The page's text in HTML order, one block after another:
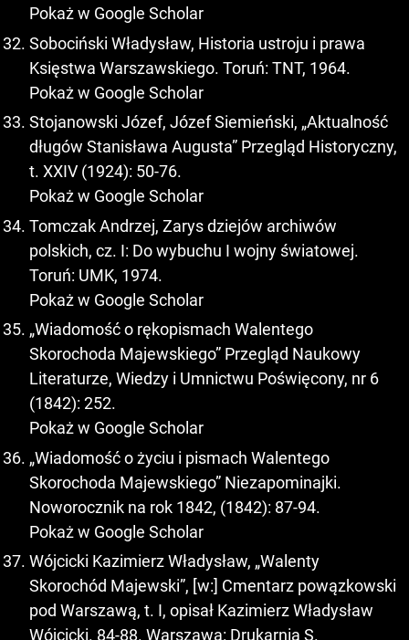
Pokaż w Google Scholar
Sobociński Władysław, Historia ustroju i prawa
Księstwa Warszawskiego. Toruń: TNT, 1964.
Pokaż w Google Scholar
Stojanowski Józef, Józef Siemieński, „Aktualność
długów Stanisława Augusta” Przegląd Historyczny,
t. XXIV (1924): 50-76.
Pokaż w Google Scholar
Tomczak Andrzej, Zarys dziejów archiwów
polskich, cz. I: Do wybuchu I wojny światowej.
Toruń: UMK, 1974.
Pokaż w Google Scholar
„Wiadomość o rękopismach Walentego
Skorochoda Majewskiego” Przegląd Naukowy
Literaturze, Wiedzy i Umnictwu Poświęcony, nr 6
(1842): 252.
Pokaż w Google Scholar
„Wiadomość o życiu i pismach Walentego
Skorochoda Majewskiego” Niezapominajki.
Noworocznik na rok 1842, (1842): 87-94.
Pokaż w Google Scholar
Wójcicki Kazimierz Władysław, „Walenty
Skorochód Majewski”, [w:] Cmentarz powązkowski
pod Warszawą, t. I, opisał Kazimierz Władysław
Wójcicki. 84-88. Warszawa: Drukarnia S.